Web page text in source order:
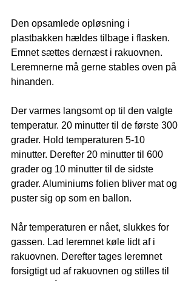
Den opsamlede opløsning i
plastbakken hældes tilbage i flasken.
Emnet sættes dernæst i rakuovnen.
Leremnerne må gerne stables oven på
hinanden.
Der varmes langsomt op til den valgte
temperatur. 20 minutter til de første 300
grader. Hold temperaturen 5-10
minutter. Derefter 20 minutter til 600
grader og 10 minutter til de sidste
grader. Aluminiums folien bliver mat og
puster sig op som en ballon.
Når temperaturen er nået, slukkes for
gassen. Lad leremnet køle lidt af i
rakuovnen. Derefter tages leremnet
forsigtigt ud af rakuovnen og stilles til